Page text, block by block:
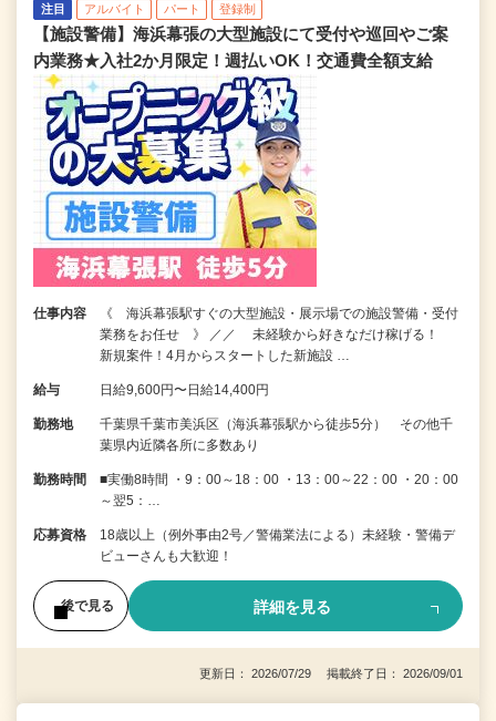
注目 アルバイト パート 登録制
【施設警備】海浜幕張の大型施設にて受付や巡回やご案
内業務★入社2か月限定！週払いOK！交通費全額支給
仕事内容
《 海浜幕張駅すぐの大型施設・展示場での施設警備・受付
業務をお任せ 》 ／／ 未経験から好きなだけ稼げる！
新規案件！4月からスタートした新施設 …
給与 日給9,600円〜日給14,400円
勤務地
千葉県千葉市美浜区（海浜幕張駅から徒歩5分） その他千
葉県内近隣各所に多数あり
勤務時間
■実働8時間 ・9：00～18：00 ・13：00～22：00 ・20：00
～翌5：…
応募資格
18歳以上（例外事由2号／警備業法による）未経験・警備デ
ビューさんも大歓迎！
後で見る 詳細を見る
更新日： 2026/07/29 掲載終了日： 2026/09/01